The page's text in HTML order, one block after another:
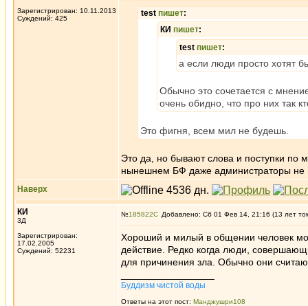
Зарегистрирован: 10.11.2013
Суждений: 425
test пишет:
КИ пишет:
test пишет:
а если люди просто хотят
Обычно это сочетается с
очень обидно, что про них так
Это фигня, всем мил не будешь.
Это да, но бывают слова и поступки по
нынешнем БФ даже администраторы не
Наверх
КИ
3Д
Зарегистрирован:
17.02.2005
Суждений: 52231
№185822 Добавлено: Сб 01 Фев 14, 21:16 (13 лет
Хороший и милый в общении человек
действие. Редко когда люди,
для причинения зла. Обычно они
Буддизм чистой воды
Ответы на этот пост: Манджушри108